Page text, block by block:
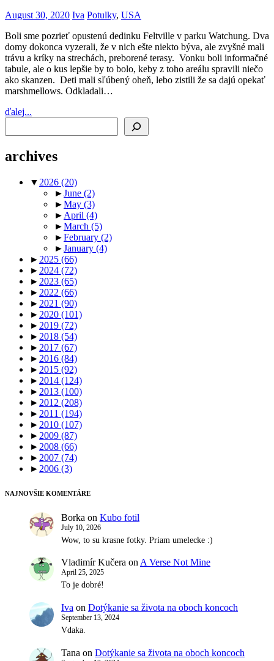
August 30, 2020 Iva Potulky, USA
Boli sme pozrieť opustenú dedinku Feltville v parku Watchung. Dva
domy dokonca vyzerali, že v nich ešte niekto býva, ale zvyšné mali
trávu a kríky na strechách, preborené terasy. Vonku boli informačné
tabule, ale o kus lepšie by to bolo, keby z toho areálu spravili niečo
ako skanzen. Deti mali sľúbený oheň, lebo zistili že sa dajú opekať
marshmellows. Odkladali…
ďalej...
archives
▼ 2026 (20)
►June (2)
►May (3)
► April (4)
►March (5)
►February (2)
►January (4)
► 2025 (66)
► 2024 (72)
► 2023 (65)
► 2022 (66)
► 2021 (90)
► 2020 (101)
► 2019 (72)
► 2018 (54)
► 2017 (67)
► 2016 (84)
► 2015 (92)
► 2014 (124)
► 2013 (100)
► 2012 (208)
► 2011 (194)
► 2010 (107)
► 2009 (87)
► 2008 (66)
► 2007 (74)
► 2006 (3)
NAJNOVŠIE KOMENTÁRE
Borka on Kubo fotil
July 10, 2026
Wow, to su krasne fotky. Priam umelecke :)
Vladimír Kučera onA Verse Not Mine
April 25, 2025
To je dobré!
Iva on Dotýkanie sa života na oboch koncoch
September 13, 2024
Vdaka.
Tana on Dotýkanie sa života na oboch koncoch